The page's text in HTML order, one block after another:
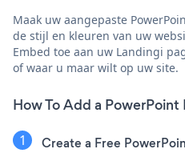
Maak uw aangepaste
de stijl en kleuren van uw
Embed toe aan uw Landingi
of waar u maar wilt op uw site.
How To Add a
Create a Free